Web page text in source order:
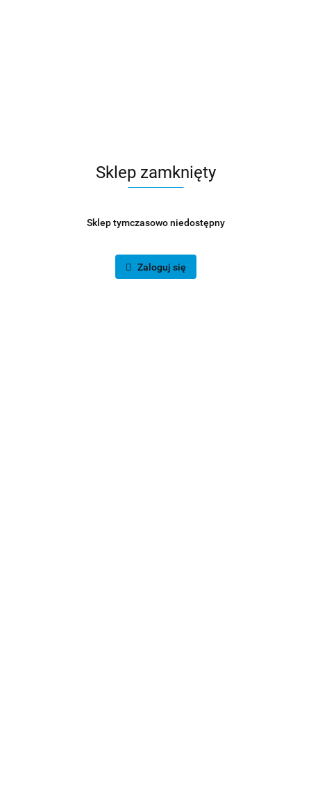
Sklep zamknięty
Sklep tymczasowo niedostępny
Zaloguj się